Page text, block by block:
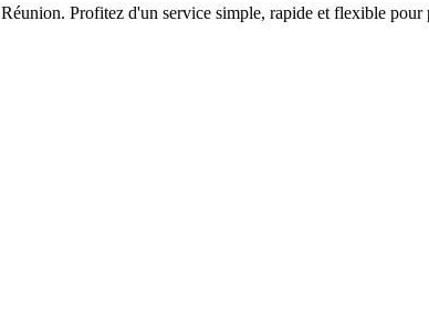
Profitez d'un service simple, rapide et flexible pour